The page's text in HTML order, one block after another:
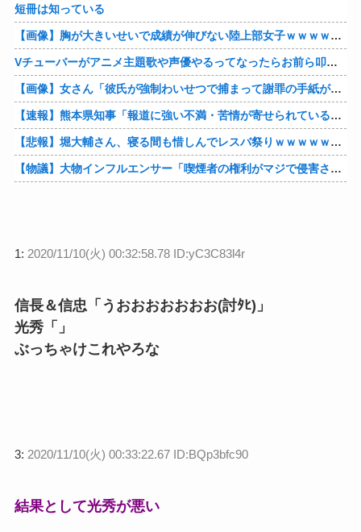
短冊は知っている
【画像】胸が大きいせいで成績が伸びない陸上部女子ｗｗｗｗｗｗｗｗｗｗｗｗ
Vチューバーがアニメ主題歌や声優やるってなったらお前ら叩くけどさ……他
【画像】女さん「彼氏が強制わいせつで捕まって謝罪の手紙が来た」ﾊﾟｼｬｯ他
【速報】熊本県知事「報道に強い不満・苦情が寄せられている」→TBSの報道特集がまさにそれな件他
【悲報】堀大輔さん、寝る間も惜しんでレスバ祭りｗｗｗｗｗｗｗｗｗｗｗｗｗｗｗｗｗｗｗｗｗｗｗｗ他
【物議】大物インフルエンサー「喫煙者の権利がマジで侵害されてる。いくら税金払ってるんだ」他
1: 2020/11/10(火) 00:32:58.78 ID:yC3C83l4r
信長＆信忠「うおおおおおおお(討ﾀﾋ)」
光秀「」
ぶっちゃけこれやろな
3: 2020/11/10(火) 00:33:22.67 ID:BQp3bfc90
結果として光秀が悪い